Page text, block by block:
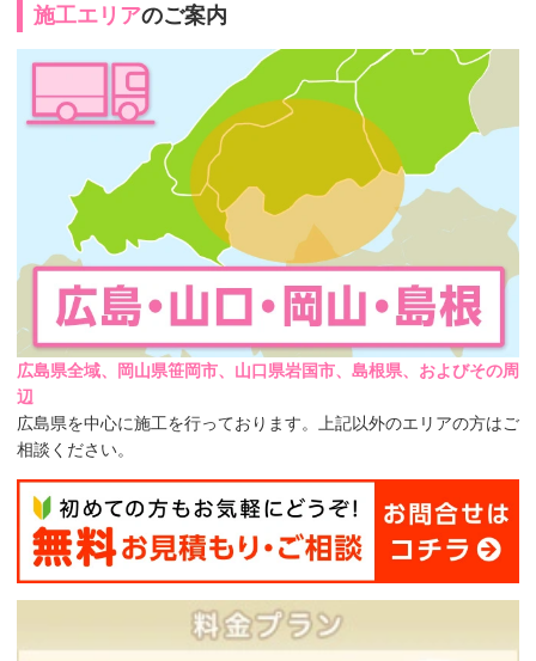
施工エリアのご案内
広島県全域、岡山県笹岡市、山口県岩国市、島根県、およびその周
辺
広島県を中心に施工を行っております。上記以外のエリアの方はご
相談ください。